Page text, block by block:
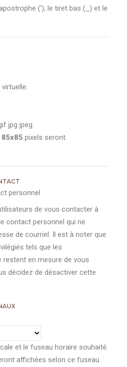
('), le tiret bas (_) et le
jpg jpeg.
85x85 pixels seront
personnel
de vous contacter à
contact personnel qui ne
de courriel. Il est à noter que
tels que les
en mesure de vous
décidez de désactiver cette
et le fuseau horaire souhaité.
affichées selon ce fuseau